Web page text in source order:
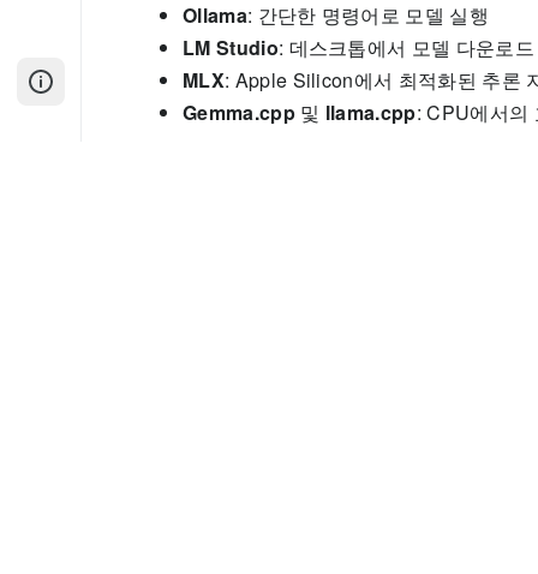
Ollama: 간단한 명령어로 모델 실행
LM Studio: 데스크톱에서 모델 다운로
MLX: Apple Silicon에서 최적화된 추론
Gemma.cpp및 llama.cpp: CPU에서의